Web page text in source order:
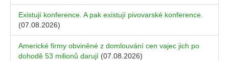
Existují konference. A pak existují pivovarské konference.
(07.08.2026)
Americké firmy obviněné z domlouvání cen vajec jich po
dohodě 53 milionů darují (07.08.2026)